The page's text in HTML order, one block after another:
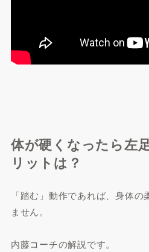
体が硬くなったら左
リットは？
「踏む」動作であれば、身体
ません。
内藤コーチの解説です。